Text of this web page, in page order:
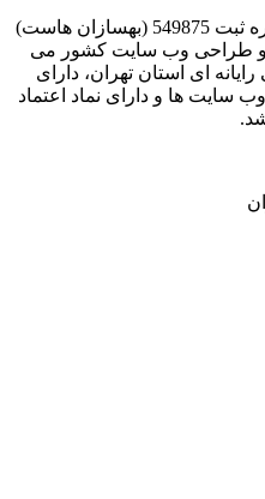
بهسازان فناوران داده نگار به شماره ثبت 549875 (بهسازان هاست)
و طراحی وب سایت کشور می
ای استان تهران، دارای
سایت ها و دارای نماد اعتماد